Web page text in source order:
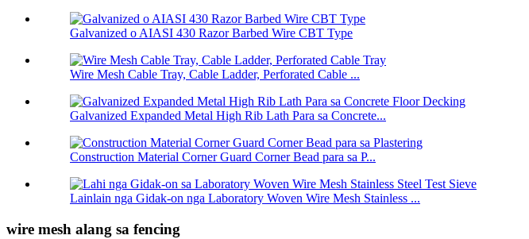
Galvanized o AIASI 430 Razor Barbed Wire CBT Type
Wire Mesh Cable Tray, Cable Ladder, Perforated Cable ...
Galvanized Expanded Metal High Rib Lath Para sa Concrete...
Construction Material Corner Guard Corner Bead para sa P...
Lainlain nga Gidak-on nga Laboratory Woven Wire Mesh Stainless ...
wire mesh alang sa fencing